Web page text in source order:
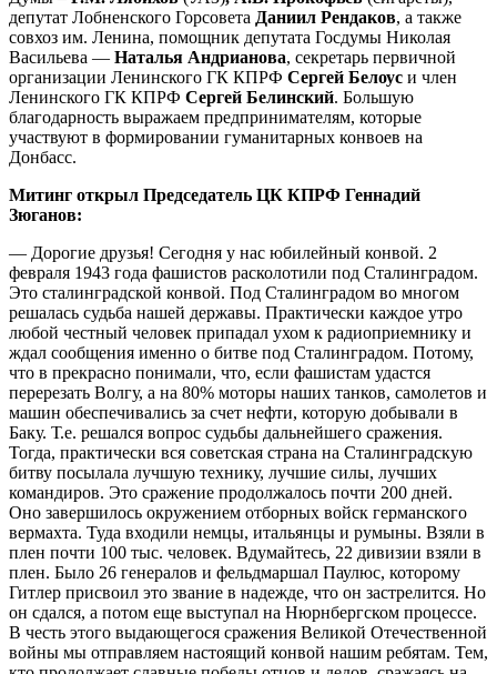
депутат Лобненского Горсовета Даниил Рендаков, а также
совхоз им. Ленина, помощник депутата Госдумы Николая
Васильева — Наталья Андрианова, секретарь первичной
организации Ленинского ГК КПРФ Сергей Белоус и член
Ленинского ГК КПРФ Сергей Белинский. Большую
благодарность выражаем предпринимателям, которые
участвуют в формировании гуманитарных конвоев на
Донбасс.
Митинг открыл Председатель ЦК КПРФ Геннадий
Зюганов:
— Дорогие друзья! Сегодня у нас юбилейный конвой. 2
февраля 1943 года фашистов расколотили под Сталинградом.
Это сталинградской конвой. Под Сталинградом во многом
решалась судьба нашей державы. Практически каждое утро
любой честный человек припадал ухом к радиоприемнику и
ждал сообщения именно о битве под Сталинградом. Потому,
что в прекрасно понимали, что, если фашистам удастся
перерезать Волгу, а на 80% моторы наших танков, самолетов и
машин обеспечивались за счет нефти, которую добывали в
Баку. Т.е. решался вопрос судьбы дальнейшего сражения.
Тогда, практически вся советская страна на Сталинградскую
битву посылала лучшую технику, лучшие силы, лучших
командиров. Это сражение продолжалось почти 200 дней.
Оно завершилось окружением отборных войск германского
вермахта. Туда входили немцы, итальянцы и румыны. Взяли в
плен почти 100 тыс. человек. Вдумайтесь, 22 дивизии взяли в
плен. Было 26 генералов и фельдмаршал Паулюс, которому
Гитлер присвоил это звание в надежде, что он застрелится. Но
он сдался, а потом еще выступал на Нюрнбергском процессе.
В честь этого выдающегося сражения Великой Отечественной
войны мы отправляем настоящий конвой нашим ребятам. Тем,